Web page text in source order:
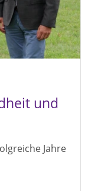
und
Jahre